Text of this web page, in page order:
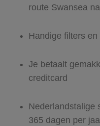
route Swansea
Handige filters
Je betaalt
creditcard
Nederlandstalige
365 dagen per